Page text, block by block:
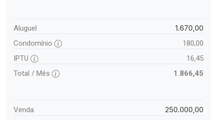
Aluguel 1.670,00
Condomínio
180,00
IPTU
16,45
Total / Mês
1.866,45
Venda 250.000,00